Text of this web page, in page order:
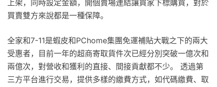
上架，同時設定金額，開個賣場連結讓買家下標購買，對於
買賣雙方來說都是一種保障。
全家和7-11是蝦皮和PChome集團免運補貼大戰之下的兩大
受惠者，目前一年的超商寄取貨件次已經分別突破一億次和
兩億次，對營收和獲利的直接、間接貢獻都不少。 透過第
三方平台進行交易，提供多樣的繳費方式，如代碼繳費、取